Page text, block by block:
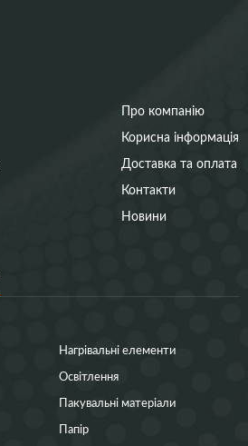
Про компанію
Корисна інформація
Доставка та оплата
Контакти
Новини
Нагрівальні елементи
Освітлення
Пакувальні матеріали
Папір